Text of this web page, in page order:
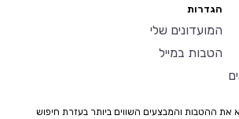
הגדרות
המועדונים שלי
הטבות במייל
ההטבות והמבצעים השווים ביותר בעזרת חיפוש